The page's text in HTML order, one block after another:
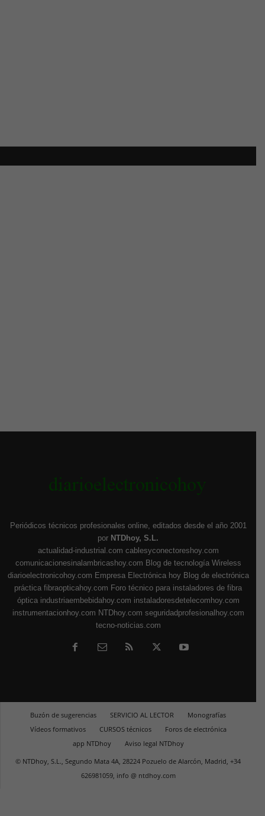
Periódicos técnicos profesionales online, editados desde el año 2001
por NTDhoy, S.L.
actualidad-industrial.com cablesyconectoreshoy.com
comunicacionesinalambricashoy.com Blog de tecnología Wireless
diarioelectronicohoy.com Empresa Electrónica hoy Blog de electrónica
práctica fibraopticahoy.com Foro técnico para instaladores de fibra
óptica industriaembebidahoy.com instaladoresdetelecomhoy.com
instrumentacionhoy.com NTDhoy.com seguridadprofesionalhoy.com
tecno-noticias.com
Buzón de sugerencias SERVICIO AL LECTOR
Monografías
Vídeos formativos
CURSOS técnicos
Foros de electrónica
app NTDhoy
Aviso legal NTDhoy
© NTDhoy, S.L., Segundo Mata 4A, 28224 Pozuelo de Alarcón, Madrid, +34
626981059, info @ ntdhoy.com